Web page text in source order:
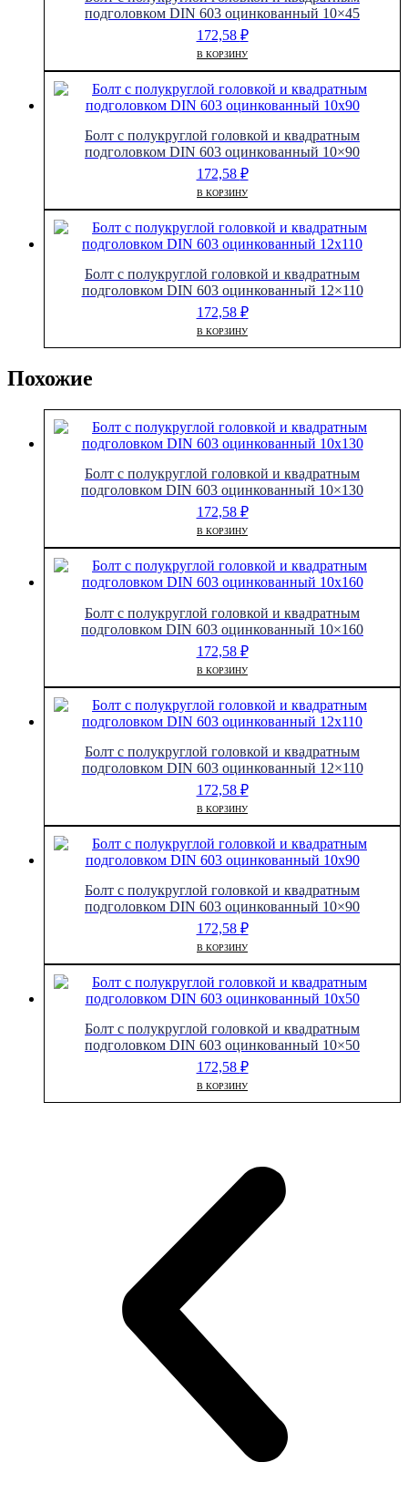
подголовком DIN 603 оцинкованный 10×45
172,58 ₽
В КОРЗИНУ
Болт с полукруглой головкой и квадратным
подголовком DIN 603 оцинкованный 10×90
172,58 ₽
В КОРЗИНУ
Болт с полукруглой головкой и квадратным
подголовком DIN 603 оцинкованный 12×110
172,58 ₽
В КОРЗИНУ
Похожие
Болт с полукруглой головкой и квадратным
подголовком DIN 603 оцинкованный 10×130
172,58 ₽
В КОРЗИНУ
Болт с полукруглой головкой и квадратным
подголовком DIN 603 оцинкованный 10×160
172,58 ₽
В КОРЗИНУ
Болт с полукруглой головкой и квадратным
подголовком DIN 603 оцинкованный 12×110
172,58 ₽
В КОРЗИНУ
Болт с полукруглой головкой и квадратным
подголовком DIN 603 оцинкованный 10×90
172,58 ₽
В КОРЗИНУ
Болт с полукруглой головкой и квадратным
подголовком DIN 603 оцинкованный 10×50
172,58 ₽
В КОРЗИНУ